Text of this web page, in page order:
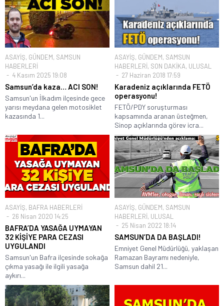
ASAYİŞ, GÜNDEM, SAMSUN
HABERLERİ
4 Kasım 2025 19:08
Samsun’da kaza… ACI SON!
Samsun'un İlkadım ilçesinde gece
yarısı meydana gelen motosiklet
kazasında 1...
ASAYİŞ, GÜNDEM, SAMSUN
HABERLERİ, SON DAKİKA, ULUSAL
27 Haziran 2018 17:59
Karadeniz açıklarında FETÖ
operasyonu!
FETÖ/PDY soruşturması
kapsamında aranan üsteğmen,
Sinop açıklarında görev icra...
ASAYİŞ, BAFRA HABERLERİ
26 Nisan 2020 14:25
BAFRA’DA YASAĞA UYMAYAN
32 KİŞİYE PARA CEZASI
UYGULANDI
Samsun'un Bafra ilçesinde sokağa
çıkma yasağı ile ilgili yasağa
aykırı...
ASAYİŞ, GÜNDEM, SAMSUN
HABERLERİ, ULUSAL
25 Nisan 2022 18:14
SAMSUN’DA DA BAŞLADI!
Emniyet Genel Müdürlüğü, yaklaşan
Ramazan Bayramı nedeniyle,
Samsun dahil 21...